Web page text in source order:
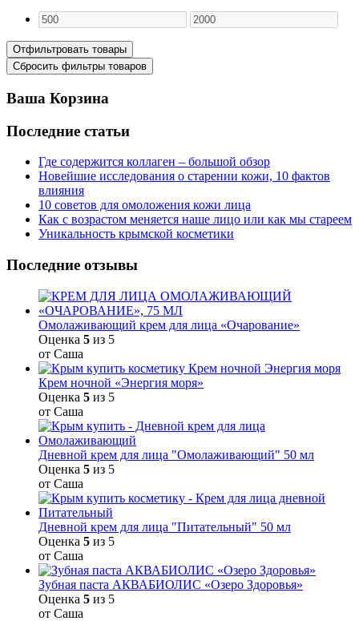
Ваша Корзина
Последние статьи
Где содержится коллаген – большой обзор
Новейшие исследования о старении кожи, 10 фактов
влияния
10 советов для омоложения кожи лица
Как с возрастом меняется наше лицо или как мы стареем
Уникальность крымской косметики
Последние отзывы
Омолаживающий крем для лица «Очарование»
Оценка 5 из 5
от Саша
Крем ночной «Энергия моря»
Оценка 5 из 5
от Саша
Дневной крем для лица "Омолаживающий" 50 мл
Оценка 5 из 5
от Саша
Дневной крем для лица "Питательный" 50 мл
Оценка 5 из 5
от Саша
Зубная паста АКВАБИОЛИС «Озеро Здоровья»
Оценка 5 из 5
от Саша